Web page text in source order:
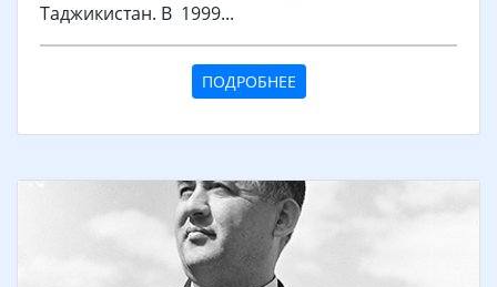
Таджикистан. В 1999...
ПОДРОБНЕЕ